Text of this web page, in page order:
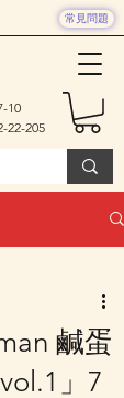
10
22-205
常見問題
鹹蛋
」7